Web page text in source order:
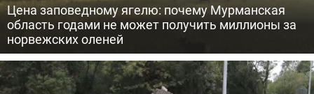
Цена заповедному ягелю: почему Мурманская
область годами не может получить миллионы за
норвежских оленей